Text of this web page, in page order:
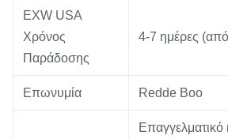
EXW USA
Χρόνος
Παράδοσης
4-7 ημέρες
Επωνυμία Redde Boo
Επαγγελματικό